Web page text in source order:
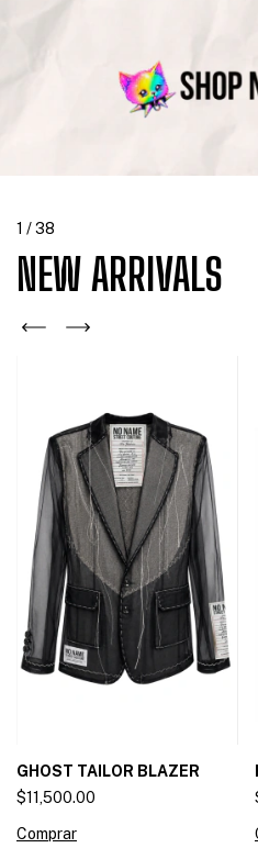
1 /38
NEW ARRIVALS
GHOST TAILOR BLAZER
$11,500.00
Comprar